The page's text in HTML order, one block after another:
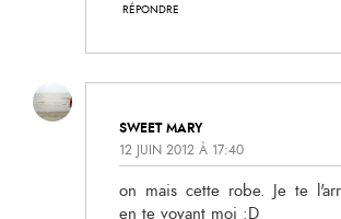
RÉPONDRE
SWEET MARY
12 JUIN 2012 À 17:40
on mais cette robe. Je te